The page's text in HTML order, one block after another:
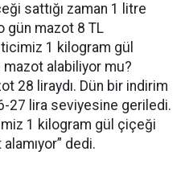
sattığı zaman 1 litre
gün mazot 8 TL
1 kilogram gül
mazot alabiliyor mu?
28 liraydı. Dün bir indirim
27 lira seviyesine geriledi.
1 kilogram gül çiçeği
dedi.